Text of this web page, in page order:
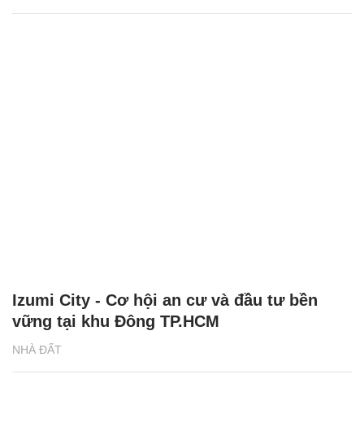
NHÀ ĐẤT
Izumi City - Cơ hội an cư và đầu tư bền
vững tại khu Đông TP.HCM